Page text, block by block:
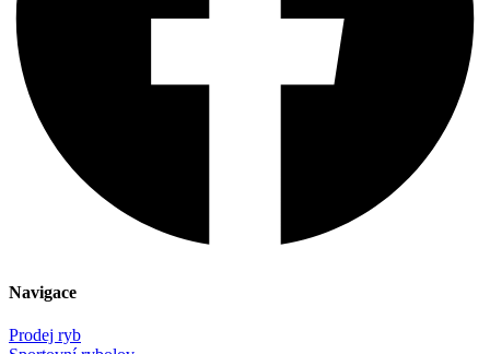
Navigace
Prodej ryb